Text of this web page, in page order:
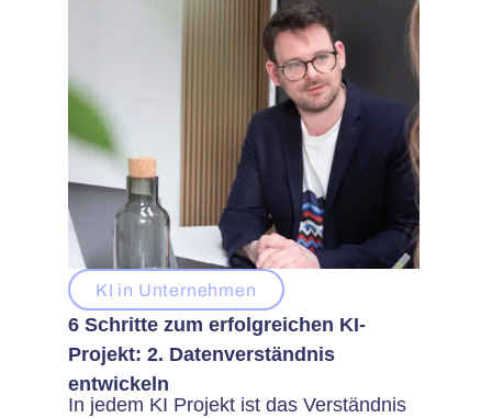
KI in Unternehmen
6 Schritte zum erfolgreichen KI-
Projekt: 2. Datenverständnis
entwickeln
In jedem KI Projekt ist das Verständnis